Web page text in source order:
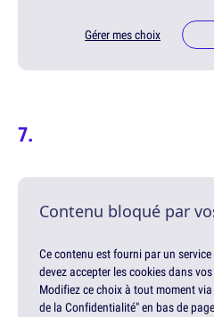
Gérer mes choix
Contenu bloqué par
Ce contenu est fourni par un
devez accepter les cookies dans
Modifiez ce choix à tout moment
de la Confidentialité" en bas de